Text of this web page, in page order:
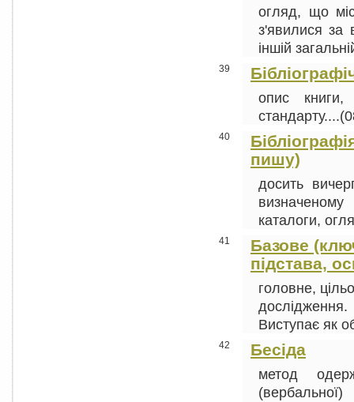
огляд, що
з'явилися за
іншій
39
опис книги,
40
пишу)
досить
каталоги,
41
Базове
підстава,
головне,
дослідження.
Виступає як
42 Бесіда
метод